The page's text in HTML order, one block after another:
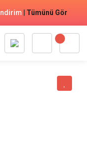
Tümünü Gör